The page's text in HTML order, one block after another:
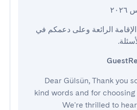
Dear Gülsün, Thank you
kind words and for
We're thrilled to